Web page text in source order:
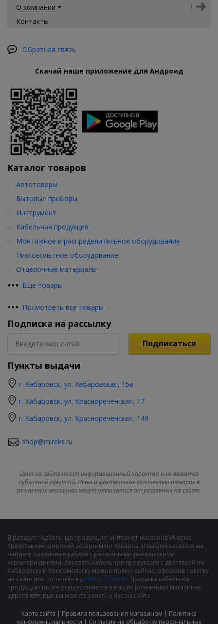
О компании
Контакты
Обратная связь
Скачай наше приложение для Андроид
Каталог товаров
••• Еще товары
Автотовары
Бытовые приборы
Инструмент
Кабельная продукция
Монтажное и распределительное оборудование
Низковольтное оборудование
Отделочные материалы
••• Посмотреть все товары
Подписка на рассылку
Подписаться
Пункты выдачи
г. Хабаровск, ул. Хабаровская, 15в
г. Хабаровск, ул. Краснореченская, 17
г. Хабаровск, ул. Краснореченская, 149
shop@mireks.ru
Цена на сайте носит информационный характер и не является
публичной офертой. Цены и фактическое количество товаров в
розничных магазинах могут отличаться от указанных на сайте.
В разделе "Кабельная продукция" интернет-магазина Мирэкс
представлен широкий ассортимент товаров. В нашем каталоге вы
найдете различные кабеля с различными техническими
характеристиками. Заказать кабельную продукцию с доставкой по
Хабаровску и Комсомольску можно прямо сейчас, оформив покупку
на сайте или по телефону (4212) 73-60-42. Продажа кабельной
продукции так же осуществляется в наших розничных магазинах,
адреса которых вы можете узнать у нас на сайте.
Карта сайта | Правила пользования магазином | Политика
конфиденциальности | Cогласие на обработку персональных